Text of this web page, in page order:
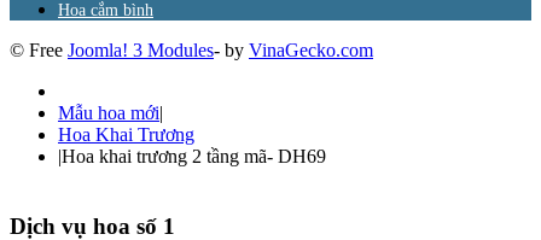
Hoa cắm bình
© Free Joomla! 3 Modules- by VinaGecko.com
Mẫu hoa mới|
Hoa Khai Trương
|Hoa khai trương 2 tầng mã- DH69
Dịch vụ hoa số 1